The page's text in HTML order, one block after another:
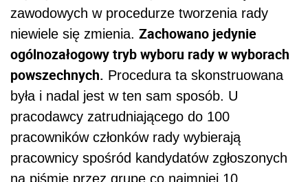
zawodowych w procedurze tworzenia rady
niewiele się zmienia. Zachowano jedynie
ogólnozałogowy tryb wyboru rady w wyborach
powszechnych. Procedura ta skonstruowana
była i nadal jest w ten sam sposób. U
pracodawcy zatrudniającego do 100
pracowników członków rady wybierają
pracownicy spośród kandydatów zgłoszonych
na piśmie przez grupę co najmniej 10